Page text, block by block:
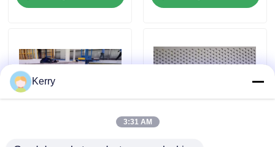
Vorgefertigtes Stahllager
Modulare Stahlkonstruktionen
Kerry
3:31 AM